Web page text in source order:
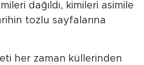
dağıldı, kimileri asimile
tozlu sayfalarına
her zaman küllerinden